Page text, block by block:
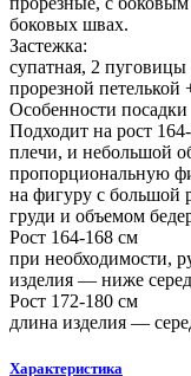
боковых швах.
Застежка:
супатная, 2
прорезной петелькой
Особенности посадки
Подходит на рост
плечи, и небольшой
пропорциональную
на фигуру с большой
груди и объемом
Рост 164-168 см
при необходимости,
изделия — ниже
Рост 172-180 см
длина изделия —
Характеристика